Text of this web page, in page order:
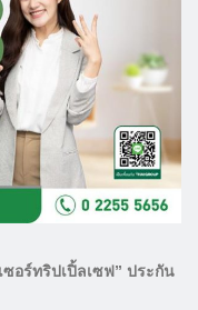
อร์ทริปเปิ้ลเซฟ” ประกัน